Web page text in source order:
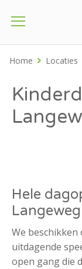
Home Locaties
Hele
Langeweg
We
uitdagende
open gang die